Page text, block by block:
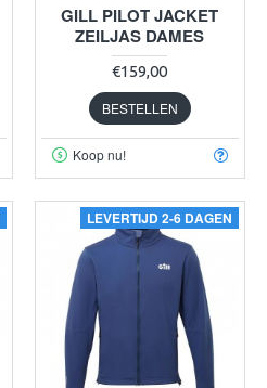
GILL PILOT JACKET
ZEILJAS DAMES
€159,00
BESTELLEN
Koop nu!
LEVERTIJD 2-6 DAGEN